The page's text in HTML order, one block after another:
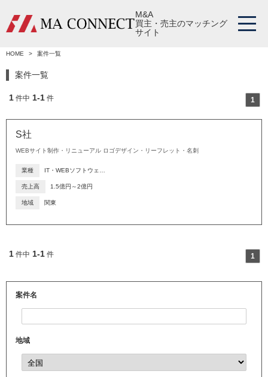
M&A
買主・売主のマッチング
サイト
HOME 案件一覧
案件一覧
1 件中 1-1 件 1
S社
WEBサイト制作・リニューアル ロゴデザイン・リーフレット・名刺
業種 IT・WEBソフトウェ…
売上高 1.5億円～2億円
地域 関東
1 件中 1-1 件 1
案件名
地域